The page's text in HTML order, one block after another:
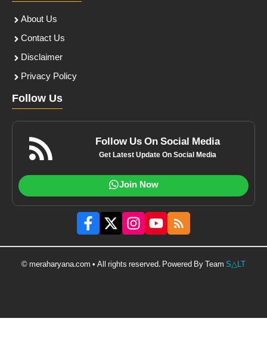
About Us
Contact Us
Disclaimer
Privacy Policy
Follow Us
Follow Us On Social Media
Get Latest Update On Social Media
Join Now
© meraharyana.com • All rights reserved. Powered By Team S△LT